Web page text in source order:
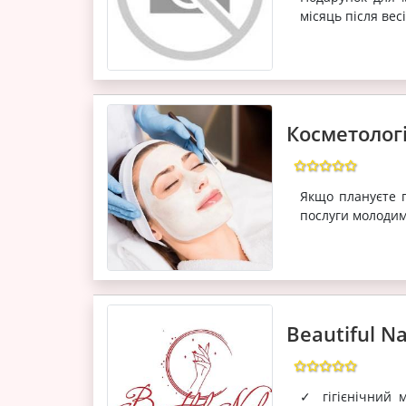
місяць після
Якщо плануєте
послуги
Beautiful
✓